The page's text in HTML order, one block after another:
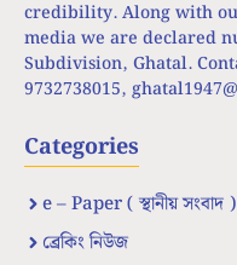
credibility. Along with
media we are declared
Subdivision, Ghatal.
9732738015,
Categories
e – Paper ( স্থানীয় সংবাদ )
ব্রেকিং নিউজ